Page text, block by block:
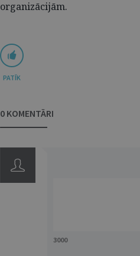
organizācijām.
PATĪK
0 KOMENTĀRI
3000